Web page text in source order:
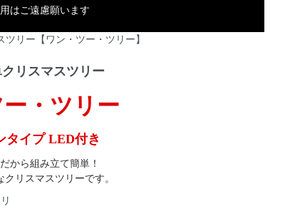
はご遠慮願います
リスマスツリー
・ツリー
タイプ LED付き
から組み立て簡単！
クリスマスツリーです。